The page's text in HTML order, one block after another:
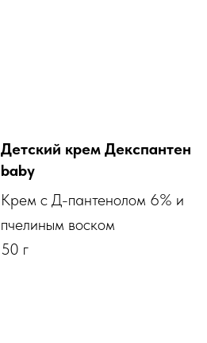
Детский крем Декспантен
baby
Крем с Д-пантенолом 6% и
пчелиным воском
50 г